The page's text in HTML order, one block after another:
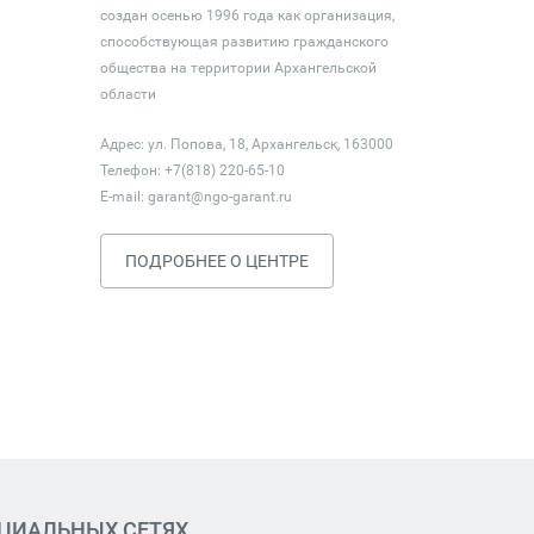
создан осенью 1996 года как организация,
способствующая развитию гражданского
общества на территории Архангельской
области
Адрес: ул. Попова, 18, Архангельск, 163000
Телефон: +7(818) 220-65-10
E-mail: garant@ngo-garant.ru
ПОДРОБНЕЕ О ЦЕНТРЕ